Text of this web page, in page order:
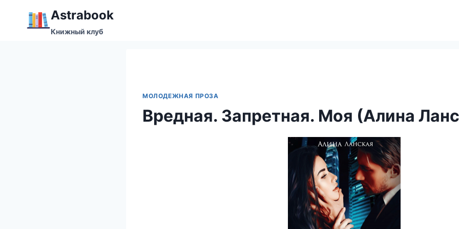
содержимому
Аstrabook
Книжный клуб
МОЛОДЕЖНАЯ ПРОЗА
Вредная. Запретная. Моя (Алина